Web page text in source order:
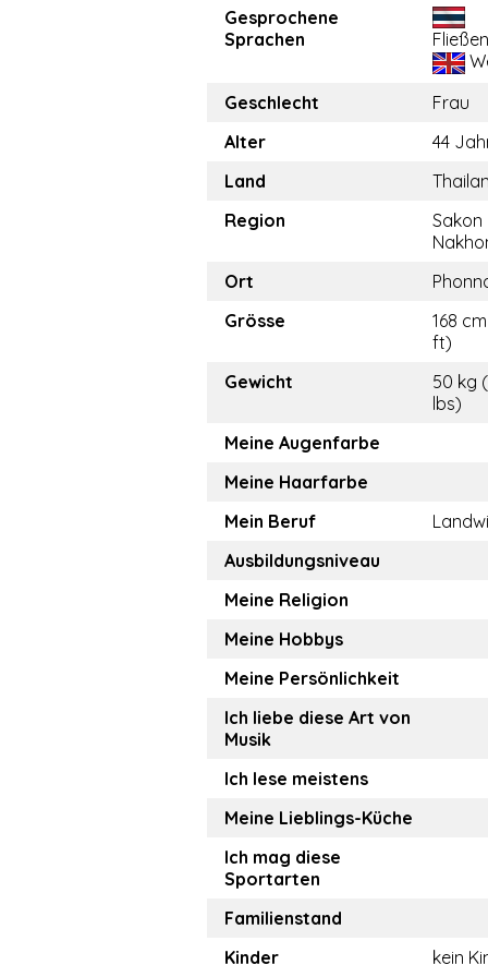
Gesprochene
Sprachen
Geschlecht
Frau
Alter
44
Land
Region
Sakon
Ort
Grösse
168
ft)
Gewicht
50 kg
lbs)
Meine Augenfarbe
Meine Haarfarbe
Mein Beruf
Ausbildungsniveau
Meine Religion
Meine Hobbys
Meine Persönlichkeit
Ich liebe diese Art von
Musik
Ich lese meistens
Meine Lieblings-Küche
Ich mag diese
Sportarten
Familienstand
Kinder
kein